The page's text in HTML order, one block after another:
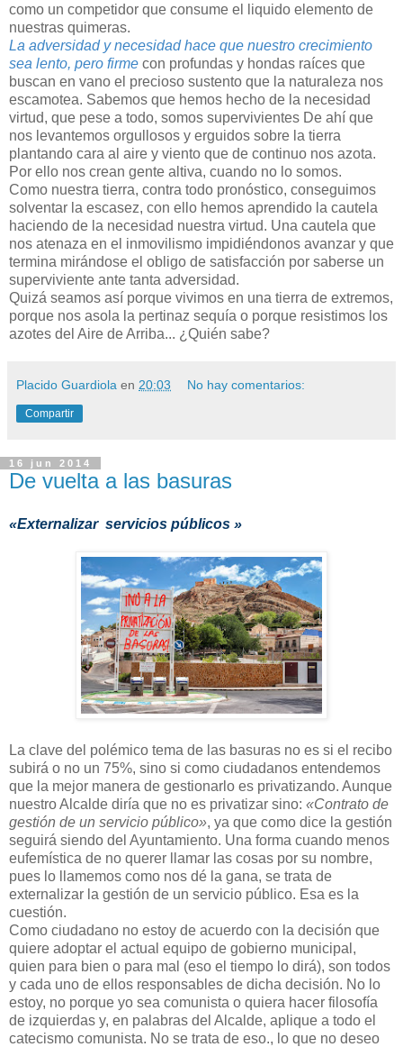
como un competidor que consume el liquido elemento de
nuestras quimeras.
La adversidad y necesidad hace que nuestro crecimiento
sea lento, pero firme con profundas y hondas raíces que
buscan en vano el precioso sustento que la naturaleza nos
escamotea. Sabemos que hemos hecho de la necesidad
virtud, que pese a todo, somos supervivientes De ahí que
nos levantemos orgullosos y erguidos sobre la tierra
plantando cara al aire y viento que de continuo nos azota.
Por ello nos crean gente altiva, cuando no lo somos.
Como nuestra tierra, contra todo pronóstico, conseguimos
solventar la escasez, con ello hemos aprendido la cautela
haciendo de la necesidad nuestra virtud. Una cautela que
nos atenaza en el inmovilismo impidiéndonos avanzar y que
termina mirándose el obligo de satisfacción por saberse un
superviviente ante tanta adversidad.
Quizá seamos así porque vivimos en una tierra de extremos,
porque nos asola la pertinaz sequía o porque resistimos los
azotes del Aire de Arriba... ¿Quién sabe?
Placido Guardiola en 20:03 No hay comentarios:
Compartir
16 jun 2014
De vuelta a las basuras
«Externalizar servicios públicos »
La clave del polémico tema de las basuras no es si el recibo
subirá o no un 75%, sino si como ciudadanos entendemos
que la mejor manera de gestionarlo es privatizando. Aunque
nuestro Alcalde diría que no es privatizar sino: «Contrato de
gestión de un servicio público», ya que como dice la gestión
seguirá siendo del Ayuntamiento. Una forma cuando menos
eufemística de no querer llamar las cosas por su nombre,
pues lo llamemos como nos dé la gana, se trata de
externalizar la gestión de un servicio público. Esa es la
cuestión.
Como ciudadano no estoy de acuerdo con la decisión que
quiere adoptar el actual equipo de gobierno municipal,
quien para bien o para mal (eso el tiempo lo dirá), son todos
y cada uno de ellos responsables de dicha decisión. No lo
estoy, no porque yo sea comunista o quiera hacer filosofía
de izquierdas y, en palabras del Alcalde, aplique a todo el
catecismo comunista. No se trata de eso., lo que no deseo